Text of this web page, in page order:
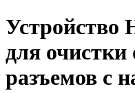
Устройство
для очистки
разъемов с